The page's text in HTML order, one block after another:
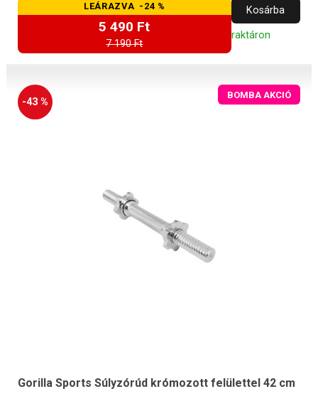
LEÁRAZVA -24 %
5 490 Ft
7 190 Ft
Kosárba
raktáron
-43 %
BOMBA AKCIÓ
Gorilla Sports Súlyzórúd krómozott felülettel 42 cm